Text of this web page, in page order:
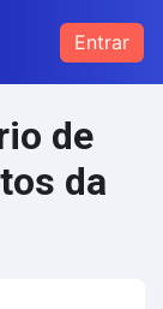
Entrar
de
da